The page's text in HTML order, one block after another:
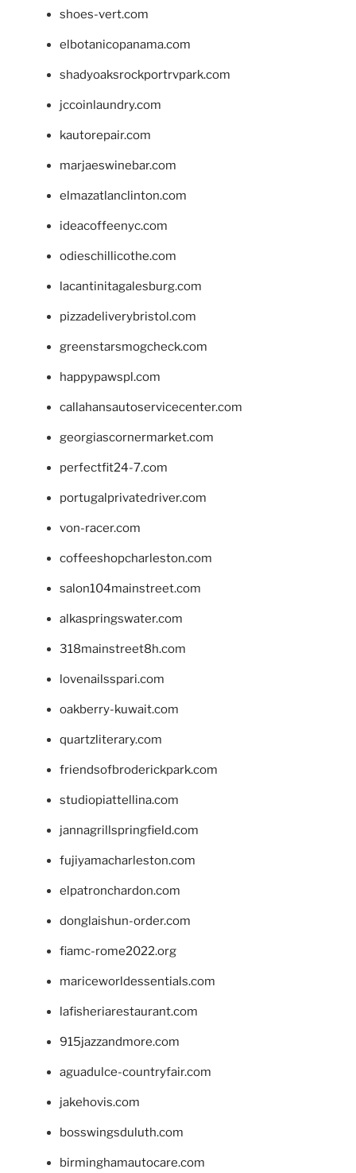
shoes-vert.com
elbotanicopanama.com
shadyoaksrockportrvpark.com
jccoinlaundry.com
kautorepair.com
marjaeswinebar.com
elmazatlanclinton.com
ideacoffeenyc.com
odieschillicothe.com
lacantinitagalesburg.com
pizzadeliverybristol.com
greenstarsmogcheck.com
happypawspl.com
callahansautoservicecenter.com
georgiascornermarket.com
perfectfit24-7.com
portugalprivatedriver.com
von-racer.com
coffeeshopcharleston.com
salon104mainstreet.com
alkaspringswater.com
318mainstreet8h.com
lovenailsspari.com
oakberry-kuwait.com
quartzliterary.com
friendsofbroderickpark.com
studiopiattellina.com
jannagrillspringfield.com
fujiyamacharleston.com
elpatronchardon.com
donglaishun-order.com
fiamc-rome2022.org
mariceworldessentials.com
lafisheriarestaurant.com
915jazzandmore.com
aguadulce-countryfair.com
jakehovis.com
bosswingsduluth.com
birminghamautocare.com